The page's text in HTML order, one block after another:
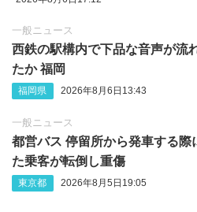
一般ニュース
西鉄の駅構内で下品な音声が流
たか 福岡
福岡県 2026年8月6日13:43
一般ニュース
都営バス 停留所から発車する際
た乗客が転倒し重傷
東京都 2026年8月5日19:05